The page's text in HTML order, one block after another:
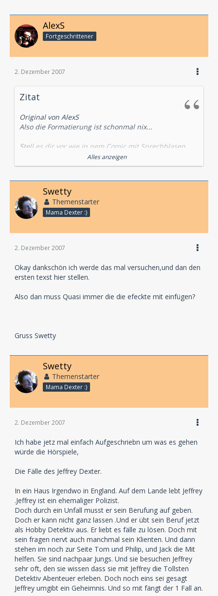
AlexS
Fortgeschrittener
2. Dezember 2007
Zitat
Original von AlexS
Also die Formatierung ist schonmal nix...
Stell es dir vor wie in nem Comic mit Sprechblasen.
Nur müssen im Hörspielscript die jeweiligen Texte
durch Absätze voneinander getrennt werden...
Rede steht alleine da, ohne Satzbausteine wie "Jupiter
sagte" oder "Bob ergänzte"...
Jupiter:
Bob:
Mir auch.
den Sprechern zu sagen, was da passieren soll.
Regieanweisung - prasselnder Regen
Jupiter:
Bob:
Damit vermeidest du Dialoge wie:
Mann, regnet das heute wieder!
Das hört man dann einfach...
Alles anzeigen
Swetty
Themenstarter
Mama Dexter :)
2. Dezember 2007
Okay dankschön ich werde das mal versuchen,und dan den
ersten texst hier stellen.
Also dan muss Quasi immer die die efeckte mit einfügen?
Gruss Swetty
Swetty
Themenstarter
Mama Dexter :)
2. Dezember 2007
Ich habe jetz mal einfach Aufgeschriebn um was es gehen
würde die Hörspiele,
Die Fälle des Jeffrey Dexter.
In ein Haus Irgendwo in England. Auf dem Lande lebt Jeffrey
.Jeffrey ist ein ehemaliger Polizist.
Doch durch ein Unfall musst er sein Berufung auf geben.
Doch er kann nicht ganz lassen .Und er übt sein Beruf jetzt
als Hobby Detektiv aus. Er liebt es fälle zu lösen. Doch mit
sein fragen nervt auch manchmal sein Klienten. Und dann
stehen im noch zur Seite Tom und Philip, und Jack die Mit
helfen. Sie sind nachpaar Jungs. Und sie besuchen Jeffrey
sehr oft, den sie wissen dass sie mit Jeffrey die Tollsten
Detektiv Abenteuer erleben. Doch noch eins sei gesagt
Jeffrey umgibt ein Geheimnis. Und so mit fängt der 1 Fall an.